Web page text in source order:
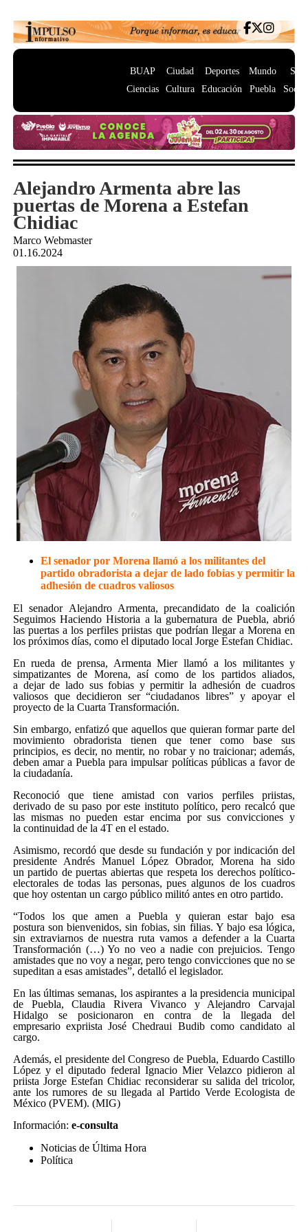
BUAP
Ciencias
Ciudad
Cultura
Deportes
Educación
Mundo
Puebla
Alejandro Armenta abre las
puertas de Morena a Estefan
Chidiac
Marco Webmaster
01.16.2024
El senador por Morena llamó a los militantes del
partido obradorista a dejar de lado fobias y permitir la
adhesión de cuadros valiosos
El senador Alejandro Armenta, precandidato de la coalición
Seguimos Haciendo Historia a la gubernatura de Puebla, abrió
las puertas a los perfiles priistas que podrían llegar a Morena en
los próximos días, como el diputado local Jorge Estefan Chidiac.
En rueda de prensa, Armenta Mier llamó a los militantes y
simpatizantes de Morena, así como de los partidos aliados,
a dejar de lado sus fobias y permitir la adhesión de cuadros
valiosos que decidieron ser “ciudadanos libres” y apoyar el
proyecto de la Cuarta Transformación.
Sin embargo, enfatizó que aquellos que quieran formar parte del
movimiento obradorista tienen que tener como base sus
principios, es decir, no mentir, no robar y no traicionar; además,
deben amar a Puebla para impulsar políticas públicas a favor de
la ciudadanía.
Reconoció que tiene amistad con varios perfiles priistas,
derivado de su paso por este instituto político, pero recalcó que
las mismas no pueden estar encima por sus convicciones y
la continuidad de la 4T en el estado.
Asimismo, recordó que desde su fundación y por indicación del
presidente Andrés Manuel López Obrador, Morena ha sido
un partido de puertas abiertas que respeta los derechos político-
electorales de todas las personas, pues algunos de los cuadros
que hoy ostentan un cargo público militó antes en otro partido.
“Todos los que amen a Puebla y quieran estar bajo esa
postura son bienvenidos, sin fobias, sin filias. Y bajo esa lógica,
sin extraviarnos de nuestra ruta vamos a defender a la Cuarta
Transformación (…) Yo no veo a nadie con prejuicios. Tengo
amistades que no voy a negar, pero tengo convicciones que no se
supeditan a esas amistades”, detalló el legislador.
En las últimas semanas, los aspirantes a la presidencia municipal
de Puebla, Claudia Rivera Vivanco y Alejandro Carvajal
Hidalgo se posicionaron en contra de la llegada del
empresario expriista José Chedraui Budib como candidato al
cargo.
Además, el presidente del Congreso de Puebla, Eduardo Castillo
López y el diputado federal Ignacio Mier Velazco pidieron al
priista Jorge Estefan Chidiac reconsiderar su salida del tricolor,
ante los rumores de su llegada al Partido Verde Ecologista de
México (PVEM). (MIG)
Información: e-consulta
Noticias de Última Hora
Política